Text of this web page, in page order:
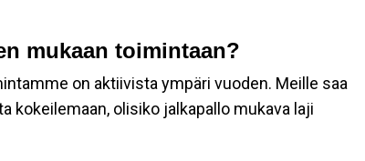
mukaan toimintaan?
on aktiivista ympäri vuoden. Meille saa
kokeilemaan, olisiko jalkapallo mukava laji